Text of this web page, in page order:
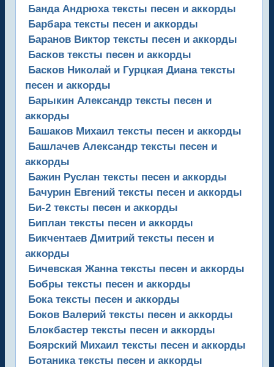
Банда Андрюха тексты песен и аккорды
Барбара тексты песен и аккорды
Баранов Виктор тексты песен и аккорды
Басков тексты песен и аккорды
Басков Николай и Гурцкая Диана тексты
песен и аккорды
Барыкин Александр тексты песен и
аккорды
Башаков Михаил тексты песен и аккорды
Башлачев Александр тексты песен и
аккорды
Бажин Руслан тексты песен и аккорды
Бачурин Евгений тексты песен и аккорды
Би-2 тексты песен и аккорды
Биплан тексты песен и аккорды
Бикчентаев Дмитрий тексты песен и
аккорды
Бичевская Жанна тексты песен и аккорды
Бобры тексты песен и аккорды
Бока тексты песен и аккорды
Боков Валерий тексты песен и аккорды
Блокбастер тексты песен и аккорды
Боярский Михаил тексты песен и аккорды
Ботаника тексты песен и аккорды